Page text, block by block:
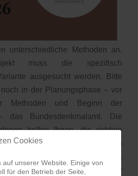
unterschiedliche Methoden an.
muss die spezifisch
ausgesucht werden. Bitte
in der Planungsphase – vor
Methoden und Beginn der
das Bundesdenkmalamt. Die
helfen Ihnen, die richtige
In bestimmten Fällen kann
geboten werden.
Landeskonservatorat für
Cookies
auf unserer Website. Einige von
für den Betrieb der Seite,